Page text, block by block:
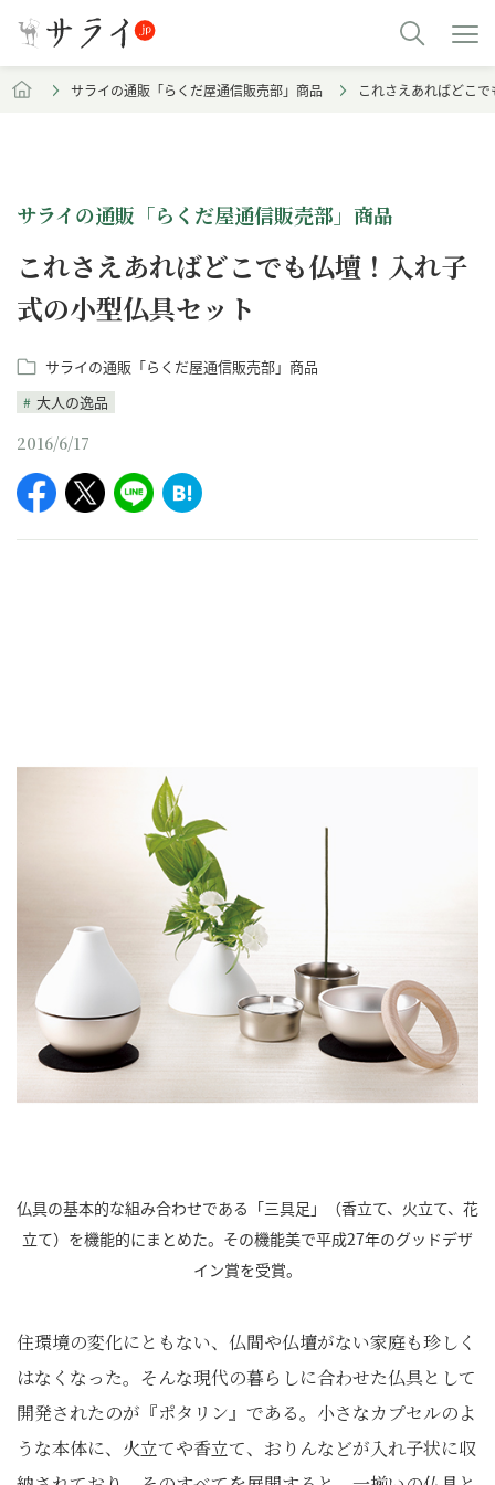
サライの通販「らくだ屋通信販売部」商品 これさえあればどこ
サライの通販「らくだ屋通信販売部」商品
これさえあればどこでも仏壇！入れ子
式の小型仏具セット
サライの通販「らくだ屋通信販売部」商品
大人の逸品
2016/6/17
仏具の基本的な組み合わせである「三具足」（香立て、火立て、花
立て）を機能的にまとめた。その機能美で平成27年のグッドデザ
イン賞を受賞。
住環境の変化にともない、仏間や仏壇がない家庭も珍しく
はなくなった。そんな現代の暮らしに合わせた仏具として
開発されたのが『ポタリン』である。小さなカプセルのよ
うな本体に、火立てや香立て、おりんなどが入れ子状に収